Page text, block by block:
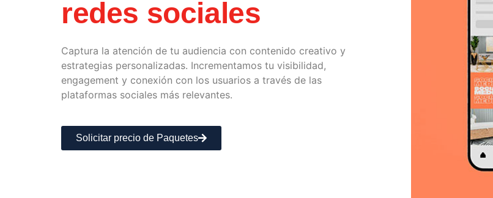
redes sociales
Captura la atención de tu audiencia con contenido creativo y
estrategias personalizadas. Incrementamos tu visibilidad,
engagement y conexión con los usuarios a través de las
plataformas sociales más relevantes.
Solicitar precio de Paquetes